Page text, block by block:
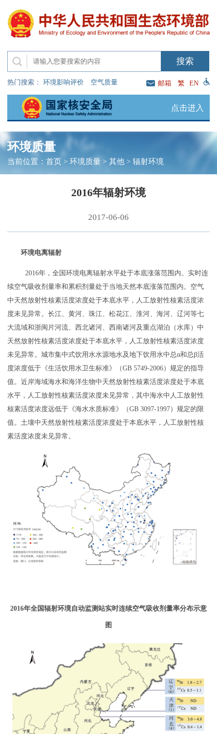
热门搜索： 环境影响评价 空气质量 邮箱 繁 EN
点击进入
环境质量
当前位置： 首页> 环境质量> 其他> 辐射环境
2016年辐射环境
2017-06-06
环境电离辐射
2016年，全国环境电离辐射水平处于本底涨落范围内。实时连
续空气吸收剂量率和累积剂量处于当地天然本底涨落范围内。空气
中天然放射性核素活度浓度处于本底水平，人工放射性核素活度浓
度未见异常。长江、黄河、珠江、松花江、淮河、海河、辽河等七
大流域和浙闽片河流、西北诸河、 西南诸河及重点湖泊（水库）中
天然放射性核素活度浓度处于本底水平，人工放射性核素活度浓度
未见异常。城市集中式饮用水水源地水及地下饮用水中总α和总β活
度浓度低于《生活饮用水卫生标准》（GB 5749-2006）规定的指导
值。近岸海域海水和海洋生物中天然放射性核素活度浓度处于本底
水平，人工放射性核素活度浓度未见异常，其中海水中人工放射性
核素活度浓度远低于《海水水质标准》（GB 3097-1997）规定的限
值。土壤中天然放射性核素活度浓度处于本底水平，人工放射性核
素活度浓度未见异常。
2016年全国辐射环境自动监测站实时连续空气吸收剂量率分布示意
图